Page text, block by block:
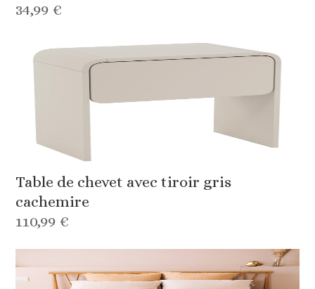
34,99 €
Table de chevet avec tiroir gris
cachemire
110,99 €